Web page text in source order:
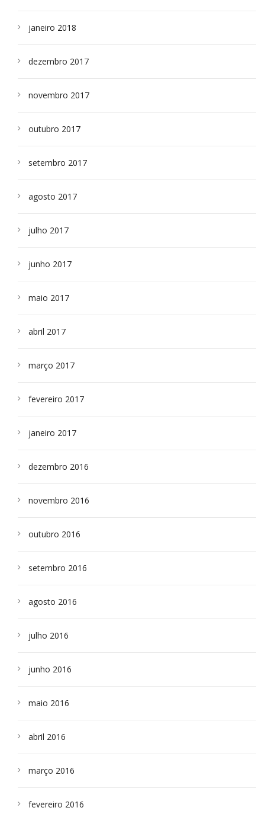
janeiro 2018
dezembro 2017
novembro 2017
outubro 2017
setembro 2017
agosto 2017
julho 2017
junho 2017
maio 2017
abril 2017
março 2017
fevereiro 2017
janeiro 2017
dezembro 2016
novembro 2016
outubro 2016
setembro 2016
agosto 2016
julho 2016
junho 2016
maio 2016
abril 2016
março 2016
fevereiro 2016